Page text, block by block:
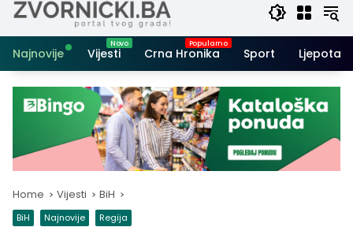
Najnovije Vijesti Crna Hronika Sport Ljepota i
Home Vijesti BiH
BiH Najnovije Regija